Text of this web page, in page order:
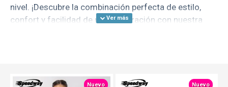
nivel. ¡Descubre la combinación perfecta de estilo,
confort y facilidad de personalización con nuestra
Nuevo
TEXTTRANSPARENTE Nuevo
TEXTTRANSPARENTE